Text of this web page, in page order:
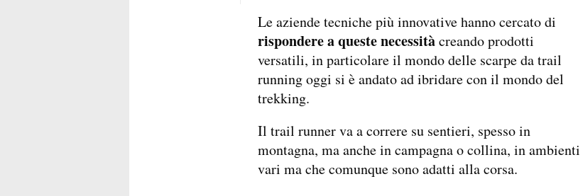
Le aziende tecniche più innovative hanno cercato di
rispondere a queste necessitàcreando prodotti
versatili, in particolare il mondo delle scarpe da trail
running oggi si è andato ad ibridare con il mondo del
trekking.
Il trail runner va a correre su sentieri, spesso in
montagna, ma anche in campagna o collina, in ambienti
vari ma che comunque sono adatti alla corsa.